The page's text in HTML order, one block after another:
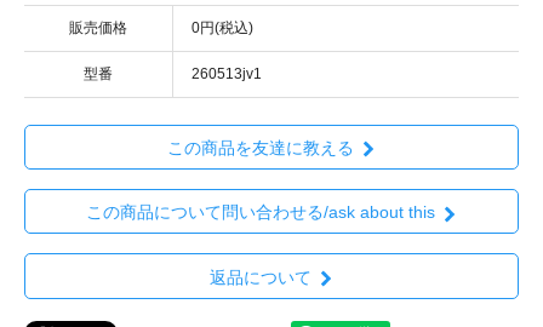
販売価格 0円(税込)
型番 260513jv1
この商品を友達に教える
この商品について問い合わせる/ask about this
返品について